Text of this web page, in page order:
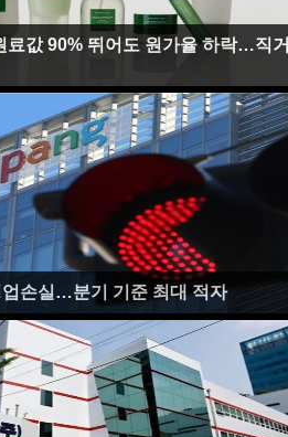
료값 90% 뛰어도 원가율 하락…직거
손실…분기 기준 최대 적자